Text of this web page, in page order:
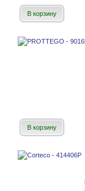
В корзину
В корзину